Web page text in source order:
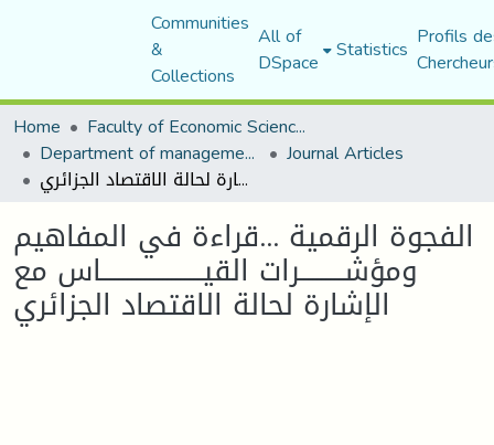
Communities
&
Collections
All of
DSpace Statistics Profils
Home
Faculty of Economic Sciences, Commerce and Management Sciences
Department of management sciences Journal Articles
الفجوة الرقمية ...قراءة في المفاهيم ومؤشــــــــــرات القيـــــــــــــــــــــــاس مع الإشارة لحالة الاقتصاد الجزائري
الفجوة الرقمية ...قراءة في المفاهيم
ومؤشــــــــــرات القيـــــــــــــــــــــــاس مع
الإشارة لحالة الاقتصاد الجزائري